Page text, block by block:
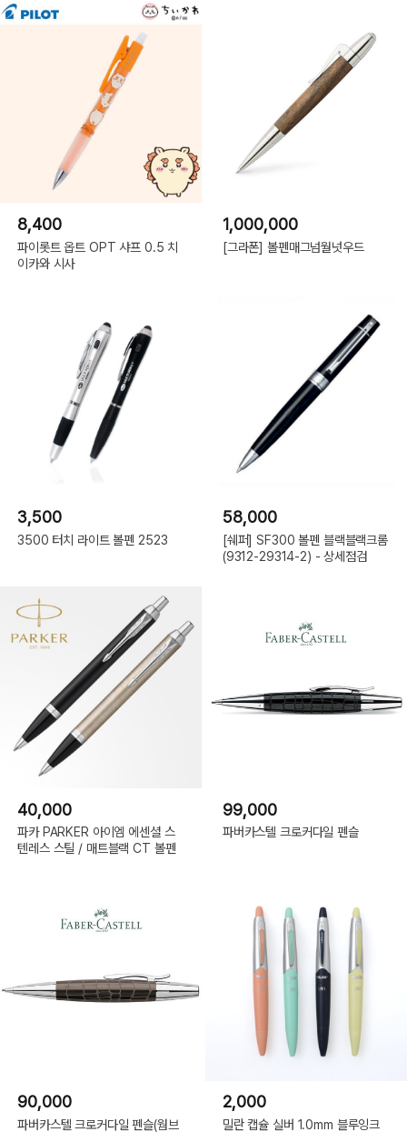
8,400
파이롯트 옵트 OPT 샤프 0.5 치
이카와 시사
1,000,000
[그라폰] 볼펜매그넘월넛우드
3,500
3500 터치 라이트 볼펜 2523
58,000
[쉐퍼] SF300 볼펜 블랙블랙크롬
(9312-29314-2) - 상세점검
40,000
파카 PARKER 아이엠 에센셜 스
텐레스 스틸 / 매트블랙 CT 볼펜
99,000
파버카스텔 크로커다일 펜슬
90,000
파버카스텔 크로커다일 펜슬(웜브
2,000
밀란 캡슐 실버 1.0mm 블루잉크